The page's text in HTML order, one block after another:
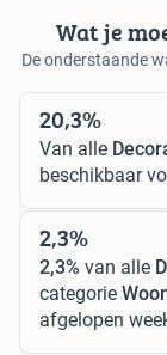
Wat je
De onderstaande
20,3%
Van alle
beschikbaar
2,3%
2,3% van alle
categorie
afgelopen